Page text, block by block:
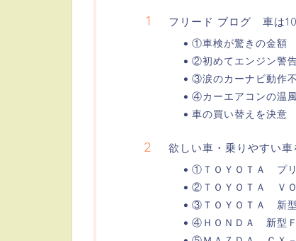
フリード ブログ 車は
①車検が驚きの金額
②初めてエンジン警
③涙のカーナビ動作
④カーエアコンの温
車の買い替えを決意
欲しい車・乗りやすい車
①ＴＯＹＯＴＡ プリ
②ＴＯＹＯＴＡ ＶＯ
③ＴＯＹＯＴＡ 新型
④ＨＯＮＤＡ 新型Ｆ